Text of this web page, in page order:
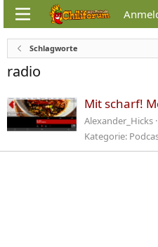
Schlagworte
radio
Mit scharf!
Alexander_Hicks
Kategorie: